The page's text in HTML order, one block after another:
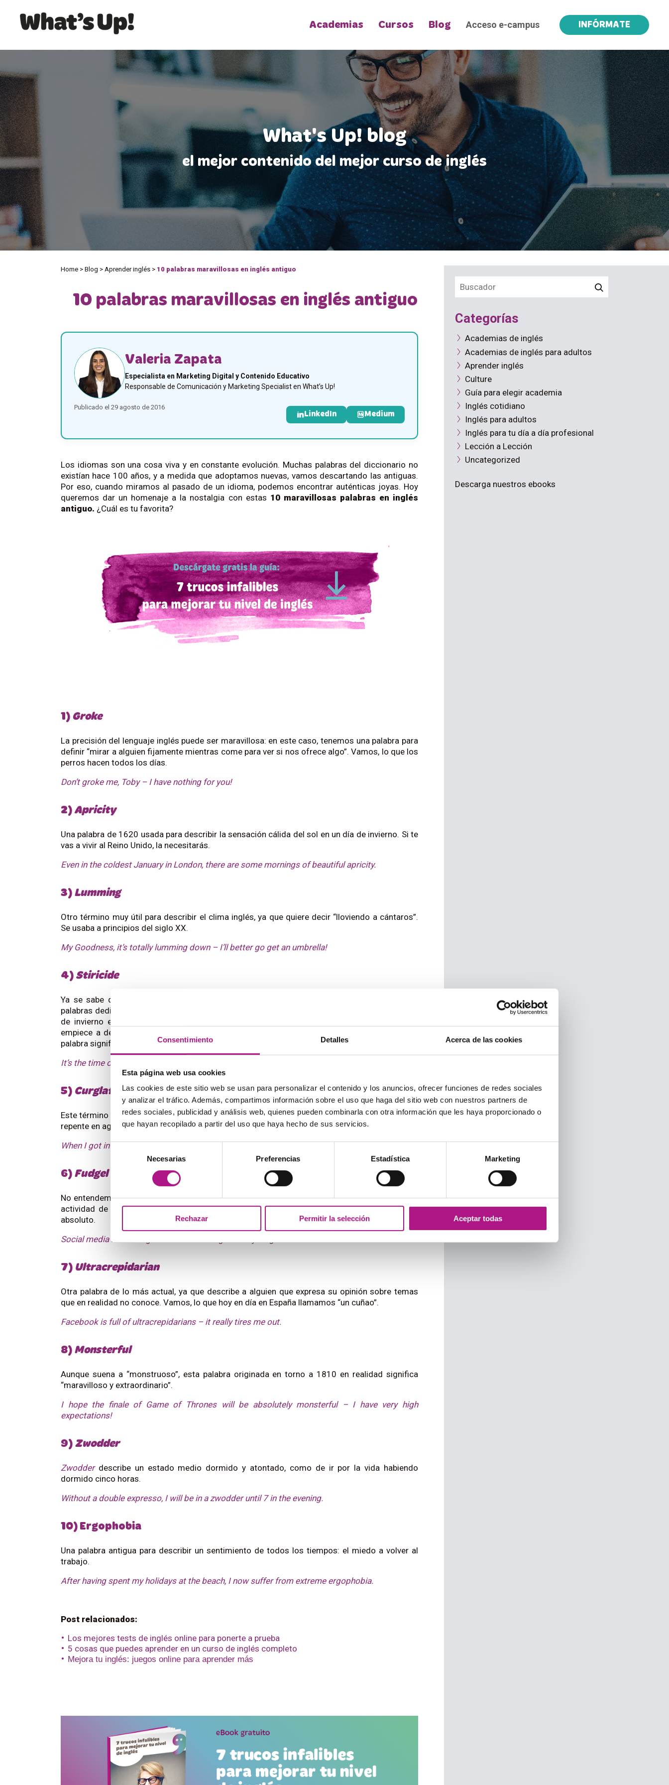
Consentimiento Detalles Acerca de las cookies
Esta página web usa cookies
Las cookies de este sitio web se usan para personalizar el contenido y los anuncios, ofrecer funciones de redes sociales
y analizar el tráfico. Además, compartimos información sobre el uso que haga del sitio web con nuestros partners de
redes sociales, publicidad y análisis web, quienes pueden combinarla con otra información que les haya proporcionado o
que hayan recopilado a partir del uso que haya hecho de sus servicios.
consentimiento
Necesarias Preferencias Estadística Marketing
Rechazar Permitir la selección Aceptar todas
Academias Cursos Blog Acceso e-campus INFÓRMATE
What's Up! blog
el mejor contenido del mejor curso de inglés
Home > Blog > Aprender inglés > 10 palabras maravillosas en inglés antiguo
10 palabras maravillosas en inglés antiguo
Valeria Zapata
Especialista en Marketing Digital y Contenido Educativo
Responsable de Comunicación y Marketing Specialist en What’s Up!
Publicado el 29 agosto de 2016
LinkedIn Medium
Los idiomas son una cosa viva y en constante evolución. Muchas palabras del diccionario no
existían hace 100 años, y a medida que adoptamos nuevas, vamos descartando las antiguas.
Por eso, cuando miramos al pasado de un idioma, podemos encontrar auténticas joyas. Hoy
queremos dar un homenaje a la nostalgia con estas 10 maravillosas palabras en inglés
antiguo. ¿Cuál es tu favorita?
1) Groke
La precisión del lenguaje inglés puede ser maravillosa: en este caso, tenemos una palabra para
definir “mirar a alguien fijamente mientras come para ver si nos ofrece algo”. Vamos, lo que los
perros hacen todos los días.
Don’t groke me, Toby – I have nothing for you!
2)Apricity
Una palabra de 1620 usada para describir la sensación cálida del sol en un día de invierno. Si te
vas a vivir al Reino Unido, la necesitarás.
Even in the coldest January in London, there are some mornings of beautiful apricity.
3) Lumming
Otro término muy útil para describir el clima inglés, ya que quiere decir “lloviendo a cántaros”.
Se usaba a principios del siglo XX.
My Goodness, it’s totally lumming down – I’ll better go get an umbrella!
4) Stiricide
Ya se sabe que hablar del tiempo es una gran afición inglesa, quizá por eso tienen tantas
palabras dedicadas a fenómenos meteorológicos. Por ejemplo,
de invierno en los que las temperaturas suben justo lo suficiente como para que la nieve
empiece a derretirse y los carámbanos de hielo se desprendan de los tejados. De hecho, la
palabra significa literalmente “la muerte del témpano”.
It’s the time of the stiricide – be careful with the falling icicles!
5) Curglaff
Este término escocés del siglo XIX es maravillosamente específico: “el shock de sumergirse de
repente en agua helada”. Muy útil si te vas de excursión a algún río o lago de la pérfida Albión…
When I got into that lake, I had a heavy case of curglaff – invigorating, but shocking!
6) Fudgel
No entendemos cómo es posible que esta palabra haya caído en desuso, cuando describe una
actividad de lo más cotidiana: fingir que se trabaja mientras no se está haciendo nada en
absoluto.
Social media is such a great excuse to fudgel all day long.
7) Ultracrepidarian
Otra palabra de lo más actual, ya que describe a alguien que expresa su opinión sobre temas
que en realidad no conoce. Vamos, lo que hoy en día en España llamamos “un cuñao”.
Facebook is full of ultracrepidarians – it really tires me out.
8) Monsterful
Aunque suena a “monstruoso”, esta palabra originada en torno a 1810 en realidad significa
“maravilloso y extraordinario”.
I hope the finale of Game of Thrones will be absolutely monsterful – I have very high
expectations!
9) Zwodder
Zwodderdescribe un estado medio dormido y atontado, como de ir por la vida habiendo
dormido cinco horas.
Without a double expresso, I will be in a zwodder until 7 in the evening.
10) Ergophobia
Una palabra antigua para describir un sentimiento de todos los tiempos: el miedo a volver al
trabajo.
After having spent my holidays at the beach, I now suffer from extreme ergophobia.
Post relacionados:
Los mejores tests de inglés online para ponerte a prueba
5 cosas que puedes aprender en un curso de inglés completo
Mejora tu inglés: juegos online para aprender más
Categorías
Academias de inglés
Academias de inglés para adultos
Aprender inglés
Culture
Guía para elegir academia
Inglés cotidiano
Inglés para adultos
Inglés para tu día a día profesional
Lección a Lección
Uncategorized
Descarga nuestros ebooks